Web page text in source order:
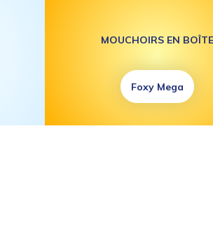
MOUCHOIRS EN BOÎTE
Foxy Mega